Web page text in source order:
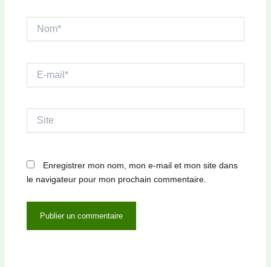
mail*
Enregistrer mon nom, mon e-mail et mon site dans
le navigateur pour mon prochain commentaire.